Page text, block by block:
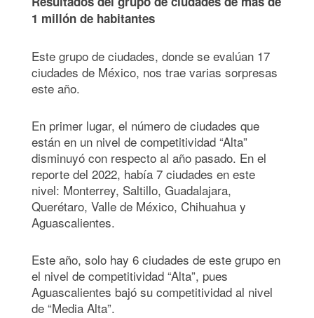
1 millón de habitantes
Este grupo de ciudades, donde se evalúan 17
ciudades de México, nos trae varias sorpresas
este año.
En primer lugar, el número de ciudades que
están en un nivel de competitividad “Alta”
disminuyó con respecto al año pasado. En el
reporte del 2022, había 7 ciudades en este
nivel: Monterrey, Saltillo, Guadalajara,
Querétaro, Valle de México, Chihuahua y
Aguascalientes.
Este año, solo hay 6 ciudades de este grupo en
el nivel de competitividad “Alta”, pues
Aguascalientes bajó su competitividad al nivel
de “Media Alta”.